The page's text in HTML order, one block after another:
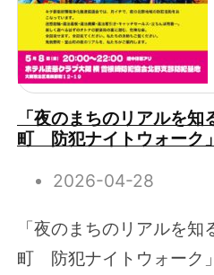
「夜のまちのリアルを
町 防犯ナイトウォーク」
2026-04-28
「夜のまちのリアルを
町 防犯ナイトウォーク